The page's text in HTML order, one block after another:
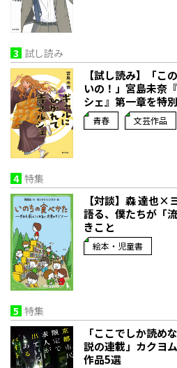
3 試し読み
【試し読み】「こ
いの！」宮島未奈
シェ』第一章を特
青春 文芸作品
4 特集
【対談】森 達也×
語る、僕たちが「
きこと
絵本・児童書
5 特集
「ここでしか読め
説の連載」――カク
作品5選